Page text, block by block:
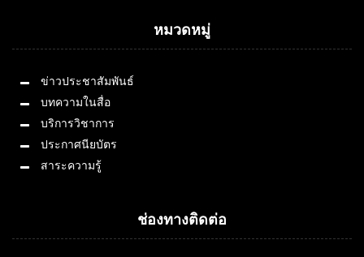
หมวดหมู่
ข่าวประชาสัมพันธ์
บทความในสื่อ
บริการวิชาการ
ประกาศนียบัตร
สาระความรู้
ช่องทางติดต่อ